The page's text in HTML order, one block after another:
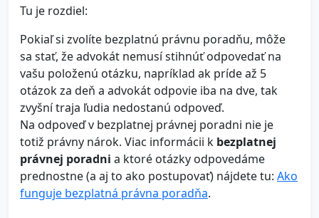
Tu je rozdiel:
Pokiaľ si zvolíte bezplatnú právnu poradňu, môže
sa stať, že advokát nemusí stihnúť odpovedať na
vašu položenú otázku, napríklad ak príde až 5
otázok za deň a advokát odpovie iba na dve, tak
zvyšní traja ľudia nedostanú odpoveď.
Na odpoveď v bezplatnej právnej poradni nie je
totiž právny nárok. Viac informácii k bezplatnej
právnej poradni a ktoré otázky odpovedáme
prednostne (a aj to ako postupovať) nájdete tu: Ako
funguje bezplatná právna poradňa.